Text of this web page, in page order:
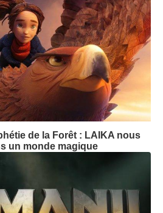
de la Forêt : LAIKA nous
un monde magique